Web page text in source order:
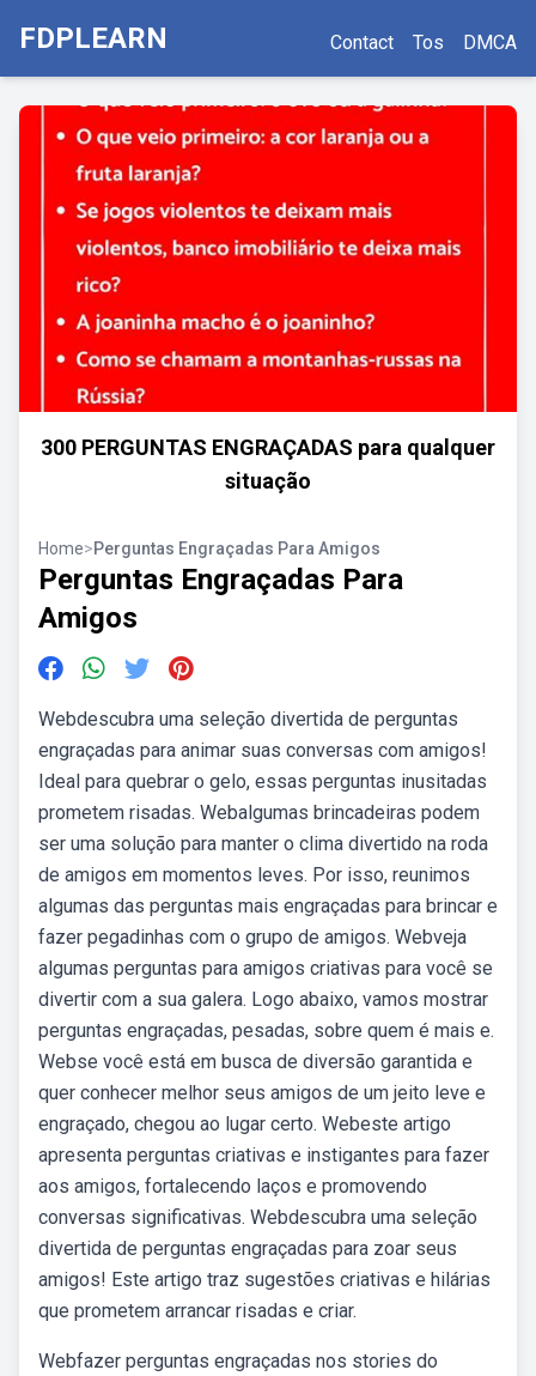
FDPLEARN Contact Tos DMCA
300 PERGUNTAS ENGRAÇADAS para qualquer
situação
Home>Perguntas Engraçadas Para Amigos
Perguntas Engraçadas Para
Amigos
Webdescubra uma seleção divertida de perguntas
engraçadas para animar suas conversas com amigos!
Ideal para quebrar o gelo, essas perguntas inusitadas
prometem risadas. Webalgumas brincadeiras podem
ser uma solução para manter o clima divertido na roda
de amigos em momentos leves. Por isso, reunimos
algumas das perguntas mais engraçadas para brincar e
fazer pegadinhas com o grupo de amigos. Webveja
algumas perguntas para amigos criativas para você se
divertir com a sua galera. Logo abaixo, vamos mostrar
perguntas engraçadas, pesadas, sobre quem é mais e.
Webse você está em busca de diversão garantida e
quer conhecer melhor seus amigos de um jeito leve e
engraçado, chegou ao lugar certo. Webeste artigo
apresenta perguntas criativas e instigantes para fazer
aos amigos, fortalecendo laços e promovendo
conversas significativas. Webdescubra uma seleção
divertida de perguntas engraçadas para zoar seus
amigos! Este artigo traz sugestões criativas e hilárias
que prometem arrancar risadas e criar.
Webfazer perguntas engraçadas nos stories do